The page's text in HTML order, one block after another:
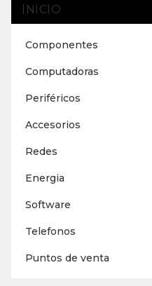
INICIO
Componentes
Computadoras
Periféricos
Accesorios
Redes
Energia
Software
Telefonos
Puntos de venta